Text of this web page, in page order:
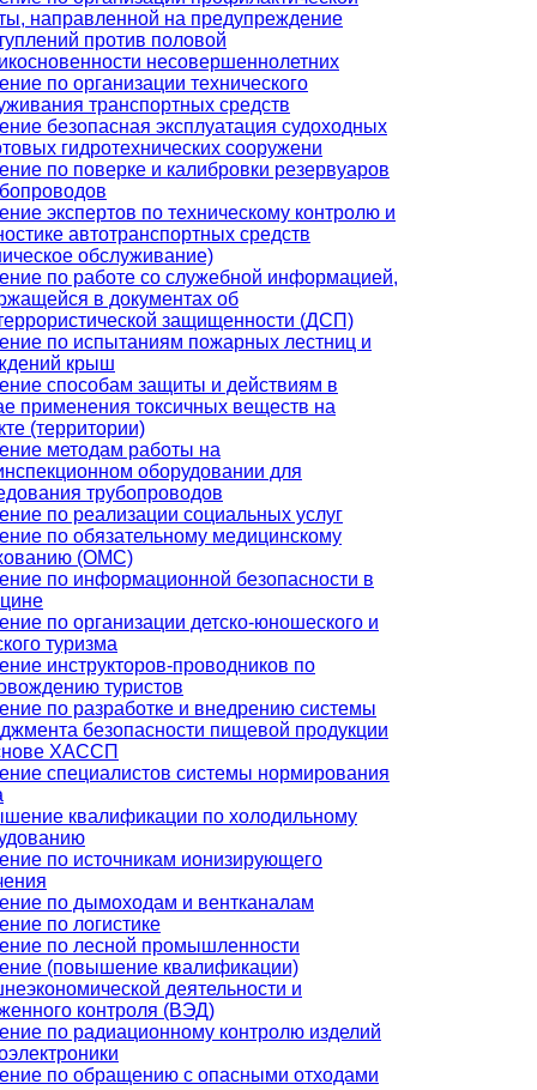
направленной на предупреждение
против половой
несовершеннолетних
по организации технического
транспортных средств
безопасная эксплуатация судоходных
гидротехнических сооружени
по поверке и калибровки резервуаров
экспертов по техническому контролю и
автотранспортных средств
обслуживание)
по работе со служебной информацией,
в документах об
защищенности (ДСП)
по испытаниям пожарных лестниц и
крыш
способам защиты и действиям в
применения токсичных веществ на
(территории)
методам работы на
оборудовании для
трубопроводов
по реализации социальных услуг
по обязательному медицинскому
(ОМС)
по информационной безопасности в
по организации детско-юношеского и
туризма
инструкторов-проводников по
туристов
по разработке и внедрению системы
безопасности пищевой продукции
ХАССП
специалистов системы нормирования
квалификации по холодильному
по источникам ионизирующего
по дымоходам и вентканалам
по логистике
по лесной промышленности
(повышение квалификации)
деятельности и
контроля (ВЭД)
по радиационному контролю изделий
по обращению с опасными отходами